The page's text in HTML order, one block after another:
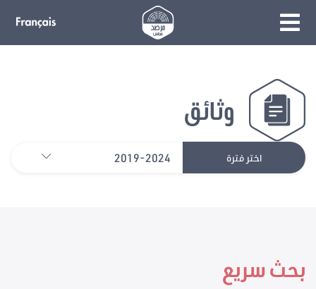
وثائق
اختر فترة 2019-2024
بحث سريع